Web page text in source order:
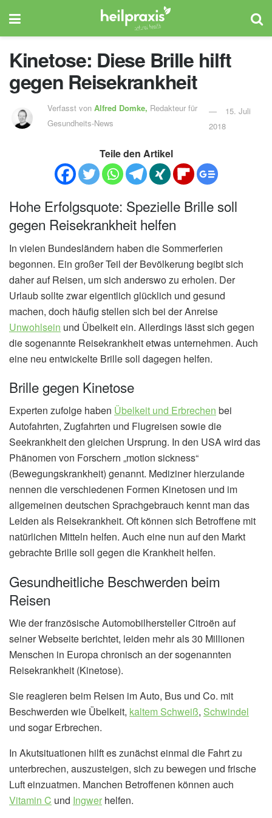
Kinetose: Diese Brille hilft
gegen Reisekrankheit
Verfasst vonAlfred Domke, Redakteur für
Gesundheits-News
15. Juli
2018
Teile den Artikel
Hohe Erfolgsquote: Spezielle Brille soll
gegen Reisekrankheit helfen
In vielen Bundesländern haben die Sommerferien
begonnen. Ein großer Teil der Bevölkerung begibt sich
daher auf Reisen, um sich anderswo zu erholen. Der
Urlaub sollte zwar eigentlich glücklich und gesund
machen, doch häufig stellen sich bei der Anreise
Unwohlsein und Übelkeit ein. Allerdings lässt sich gegen
die sogenannte Reisekrankheit etwas unternehmen. Auch
eine neu entwickelte Brille soll dagegen helfen.
Brille gegen Kinetose
Experten zufolge haben Übelkeit und Erbrechen bei
Autofahrten, Zugfahrten und Flugreisen sowie die
Seekrankheit den gleichen Ursprung. In den USA wird das
Phänomen von Forschern „motion sickness“
(Bewegungskrankheit) genannt. Mediziner hierzulande
nennen die verschiedenen Formen Kinetosen und im
allgemeinen deutschen Sprachgebrauch kennt man das
Leiden als Reisekrankheit. Oft können sich Betroffene mit
natürlichen Mitteln helfen. Auch eine nun auf den Markt
gebrachte Brille soll gegen die Krankheit helfen.
Gesundheitliche Beschwerden beim
Reisen
Wie der französische Automobilhersteller Citroën auf
seiner Webseite berichtet, leiden mehr als 30 Millionen
Menschen in Europa chronisch an der sogenannten
Reisekrankheit (Kinetose).
Sie reagieren beim Reisen im Auto, Bus und Co. mit
Beschwerden wie Übelkeit, kaltem Schweiß, Schwindel
und sogar Erbrechen.
In Akutsituationen hilft es zunächst einmal die Fahrt zu
unterbrechen, auszusteigen, sich zu bewegen und frische
Luft einzuatmen. Manchen Betroffenen können auch
Vitamin C und Ingwer helfen.